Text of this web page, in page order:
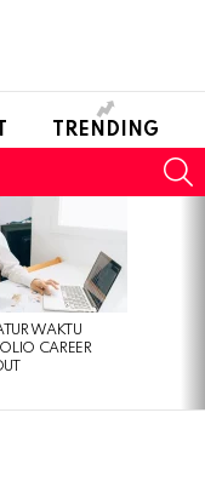
TRENDING
WAKTU
CAREER